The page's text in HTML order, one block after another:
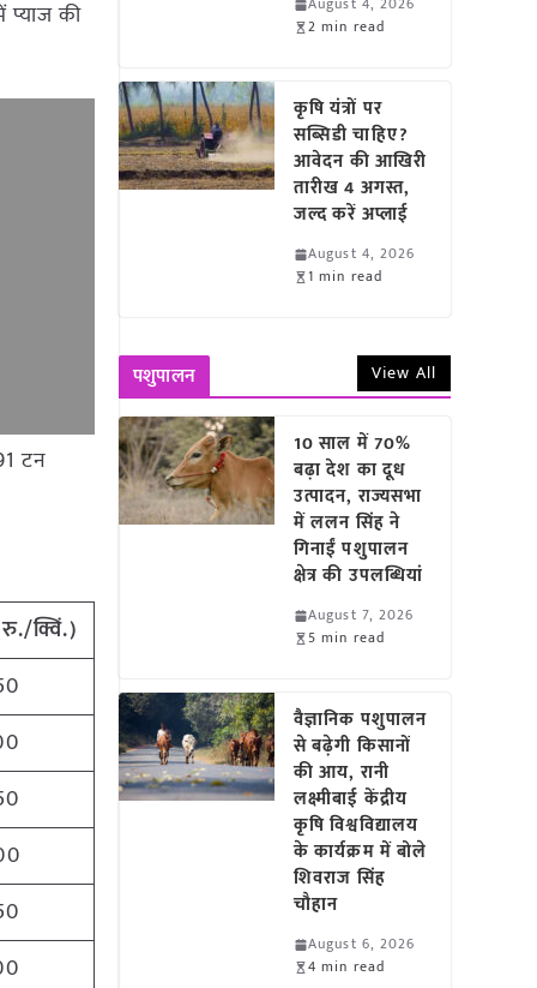
प्याज की
टन
रु./क्विं.)
2 min read
कृषि यंत्रों पर
सब्सिडी चाहिए?
आवेदन की आखिरी
तारीख 4 अगस्त,
जल्द करें अप्लाई
August 4, 2026
1 min read
पशुपालन View All
10 साल में 70%
बढ़ा देश का दूध
उत्पादन, राज्यसभा
में ललन सिंह ने
गिनाईं पशुपालन
क्षेत्र की उपलब्धियां
August 7, 2026
5 min read
वैज्ञानिक पशुपालन
से बढ़ेगी किसानों
की आय, रानी
लक्ष्मीबाई केंद्रीय
कृषि विश्वविद्यालय
के कार्यक्रम में बोले
शिवराज सिंह
चौहान
August 6, 2026
4 min read